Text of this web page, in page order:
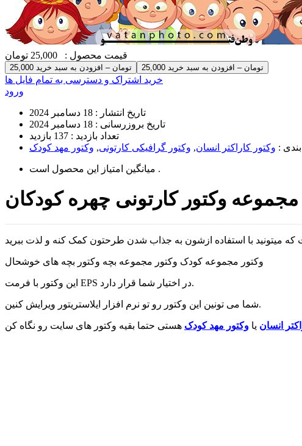
قیمت محصول : 25,000 تومان
25,000 تومان – افزودن به سبد خرید
خرید اشتراک و دسترسی به تمام فایل ها
ورود
تاریخ انتشار : 18 دسامبر 2024
تاریخ بروزرسانی : 18 دسامبر 2024
تعداد بازدید : 137 بازدید
: وکتور کاراکتر انسان, وکتور گرافیکی کارتونی, وکتور مهد کودک
میانگین امتیاز این محصول است .
مجموعه وکتور کارتونی چهره کودکان
وکتور مجموعه کودک وکتور مجموعه بچه وکتور بچه های خوشحال
این وکتور با فرمت EPS در اختیار شما قرار دارد.
شما می تونین این وکتور رو تو نرم افزار ایلاستریتور ویرایش کنین.
انسان یا وکتور مهد کودک